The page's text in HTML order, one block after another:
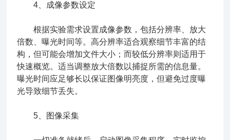
4、成像参数设定
根据实验需求设置成像参数，包括分辨率、放大
倍数、曝光时间等。高分辨率适合观察细节丰富的结
构，但可能会增加文件大小；而较低分辨率则适用于
快速概览。适当调整放大倍数以捕捉所需的信息量。
曝光时间应足够长以保证图像明亮度，但避免过度曝
光导致细节丢失。
5、图像采集